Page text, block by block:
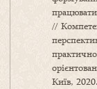
//
Київ,